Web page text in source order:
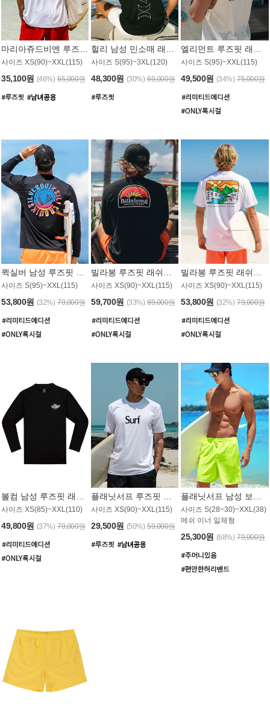
사이즈 XS(90)~XXL(115)
35,100원 (46%) 65,000원
사이즈 S(95)~3XL(120)
48,300원 (30%) 69,000원
사이즈 S(95)~XXL(115)
49,500원 (34%) 75,000원
사이즈 S(95)~XXL(115)
53,800원 (32%) 79,000원
사이즈 XS(90)~XXL(115)
59,700원 (33%) 89,000원
사이즈 XS(90)~XXL(115)
53,800원 (32%) 79,000원
사이즈 XS(85)~XXL(110)
49,800원 (37%) 79,000원
사이즈 XS(90)~XXL(115)
29,500원 (50%) 59,000원
사이즈 S(28~30)~XXL(38)
메쉬 이너 일체형
25,300원 (68%) 79,000원